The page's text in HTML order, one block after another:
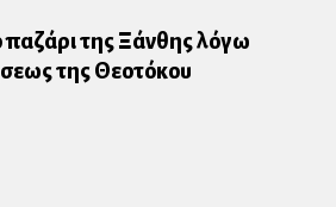
παζάρι της Ξάνθης λόγω
της Θεοτόκου